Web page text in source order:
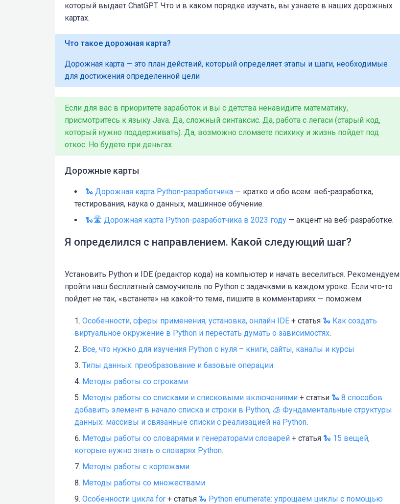
который выдает ChatGPT. Что и в каком порядке изучать, вы узнаете в наших дорожных
картах.
Что такое дорожная карта?
Дорожная карта — это план действий, который определяет этапы и шаги, необходимые
для достижения определенной цели
Если для вас в приоритете заработок и вы с детства ненавидите математику,
присмотритесь к языку Java. Да, сложный синтаксис. Да, работа с легаси (старый код,
который нужно поддерживать). Да, возможно сломаете психику и жизнь пойдет под
откос. Но будете при деньгах.
Дорожные карты
🐍 Дорожная карта Python-разработчика — кратко и обо всем: веб-разработка,
тестирования, наука о данных, машинное обучение.
🐍🛣 Дорожная карта Python-разработчика в 2023 году — акцент на веб-разработке.
Я определился с направлением. Какой следующий шаг?
Установить Python и IDE (редактор кода) на компьютер и начать веселиться. Рекомендуем
пройти наш бесплатный самоучитель по Python с задачками в каждом уроке. Если что-то
пойдет не так, «встанете» на какой-то теме, пишите в комментариях — поможем.
Особенности, сферы применения, установка, онлайн IDE + статья 🐍 Как создать
виртуальное окружение в Python и перестать думать о зависимостях.
Все, что нужно для изучения Python с нуля – книги, сайты, каналы и курсы
Типы данных: преобразование и базовые операции
Методы работы со строками
Методы работы со списками и списковыми включениями + статьи 🐍 8 способов
добавить элемент в начало списка и строки в Python, 🧊 Фундаментальные структуры
данных: массивы и связанные списки с реализацией на Python.
Методы работы со словарями и генераторами словарей + статья 🐍 15 вещей,
которые нужно знать о словарях Python.
Методы работы с кортежами
Методы работы со множествами
Особенности цикла for + статья 🐍 Python enumerate: упрощаем циклы с помощью